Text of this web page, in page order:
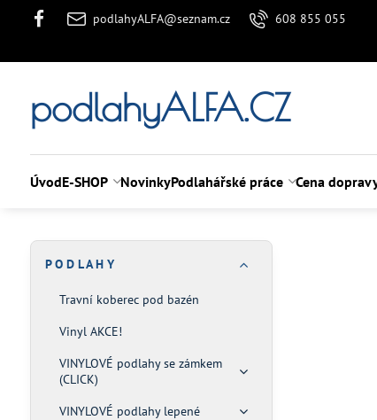
podlahyALFA@seznam.cz 608 855 055
podlahyALFA.CZ
ÚvodE-SHOP NovinkyPodlahářské práce Cena
P O D L A H Y
Travní koberec pod bazén
Vinyl AKCE!
VINYLOVÉ podlahy se zámkem
(CLICK)
VINYLOVÉ podlahy lepené